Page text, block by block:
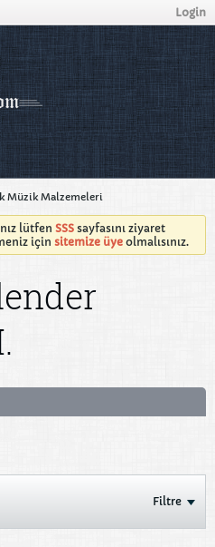
Login
Müzik Malzemeleri
lütfen SSS sayfasını ziyaret
için sitemize üye olmalısınız.
Filtre